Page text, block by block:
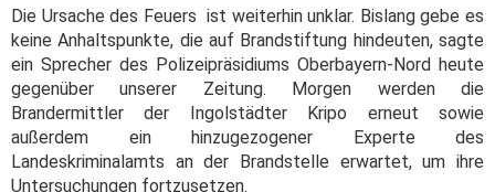
Die Ursache des Feuers ist weiterhin unklar. Bislang gebe es
keine Anhaltspunkte, die auf Brandstiftung hindeuten, sagte
ein Sprecher des Polizeipräsidiums Oberbayern-Nord heute
gegenüber unserer Zeitung. Morgen werden die
Brandermittler der Ingolstädter Kripo erneut sowie
außerdem ein hinzugezogener Experte des
Landeskriminalamts an der Brandstelle erwartet, um ihre
Untersuchungen fortzusetzen.